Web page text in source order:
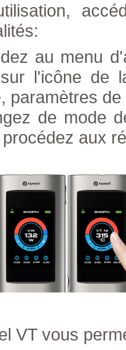
au menu
l'icône de
paramètres
de mode
aux
VT vous